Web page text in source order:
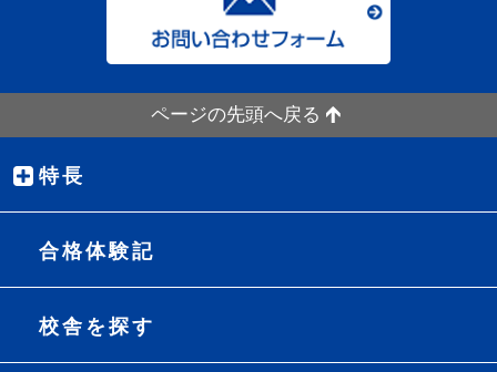
ページの先頭へ戻る
特長
合格体験記
校舎を探す